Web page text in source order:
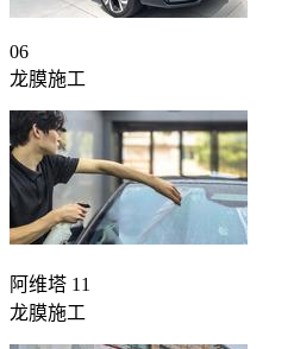
06
龙膜施工
阿维塔 11
龙膜施工